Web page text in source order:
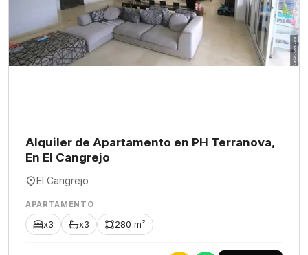
Alquiler de Apartamento en PH Terranova,
En El Cangrejo
El Cangrejo
APARTAMENTO
x3 x3 280 m²